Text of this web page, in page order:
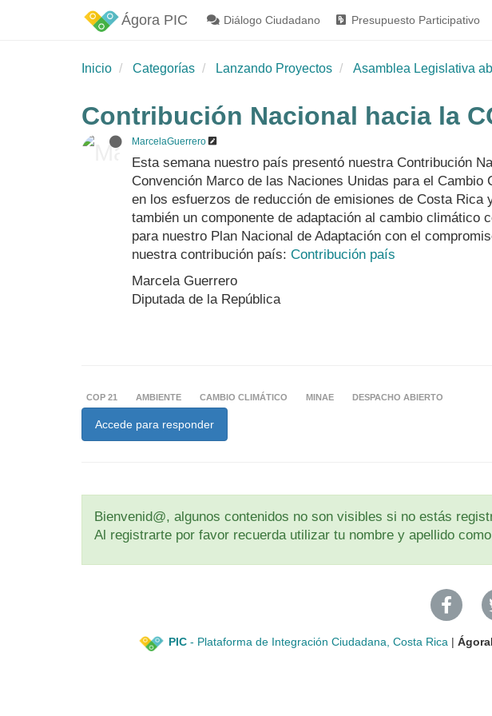
Ágora PIC Diálogo Ciudadano Presupuesto Participativo
Inicio Categorías Lanzando Proyectos Asamblea Legislativa
Contribución Nacional hacia la
MarcelaGuerrero
Esta semana nuestro país presentó nuestra Contribución
Convención Marco de las Naciones Unidas para el
en los esfuerzos de reducción de emisiones de Costa
también un componente de adaptación al cambio
para nuestro Plan Nacional de Adaptación con el
nuestra contribución país: Contribución país
Marcela Guerrero
Diputada de la República
COP 21 AMBIENTE CAMBIO CLIMÁTICO MINAE DESPACHO ABIERTO
Accede para responder
Bienvenid@, algunos contenidos no son visibles si no estás
Al registrarte por favor recuerda utilizar tu nombre y apellido
PIC- Plataforma de Integración Ciudadana, Costa Rica|